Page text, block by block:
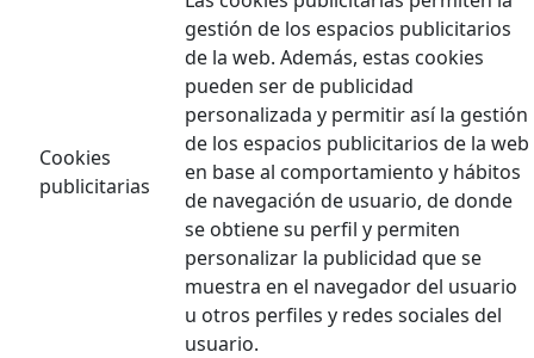
Cookies
publicitarias
gestión de los espacios publicitarios
de la web. Además, estas cookies
pueden ser de publicidad
personalizada y permitir así la gestión
de los espacios publicitarios de la web
en base al comportamiento y hábitos
de navegación de usuario, de donde
se obtiene su perfil y permiten
personalizar la publicidad que se
muestra en el navegador del usuario
u otros perfiles y redes sociales del
usuario.